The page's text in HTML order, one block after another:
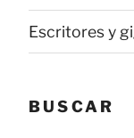
Escritores y
BUSCAR